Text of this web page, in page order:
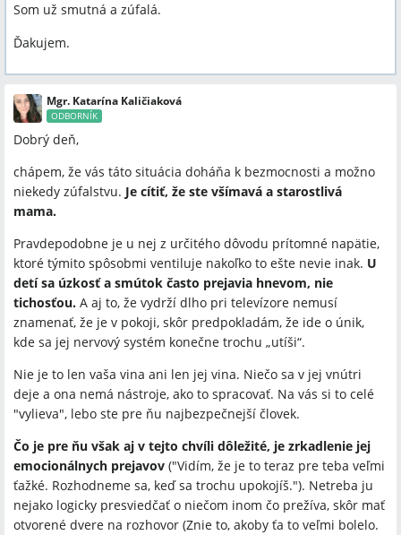
Som už smutná a zúfalá.
Ďakujem.
Mgr. Katarína Kaličiaková
ODBORNÍK
Dobrý deň,
chápem, že vás táto situácia doháňa k bezmocnosti a možno
niekedy zúfalstvu. Je cítiť, že ste všímavá a starostlivá
mama.
Pravdepodobne je u nej z určitého dôvodu prítomné napätie,
ktoré týmito spôsobmi ventiluje nakoľko to ešte nevie inak. U
detí sa úzkosť a smútok často prejavia hnevom, nie
tichosťou. A aj to, že vydrží dlho pri televízore nemusí
znamenať, že je v pokoji, skôr predpokladám, že ide o únik,
kde sa jej nervový systém konečne trochu „utíši“.
Nie je to len vaša vina ani len jej vina. Niečo sa v jej vnútri
deje a ona nemá nástroje, ako to spracovať. Na vás si to celé
"vylieva", lebo ste pre ňu najbezpečnejší človek.
Čo je pre ňu však aj v tejto chvíli dôležité, je zrkadlenie jej
emocionálnych prejavov ("Vidím, že je to teraz pre teba veľmi
ťažké. Rozhodneme sa, keď sa trochu upokojíš."). Netreba ju
nejako logicky presviedčať o niečom inom čo prežíva, skôr mať
otvorené dvere na rozhovor (Znie to, akoby ťa to veľmi bolelo.